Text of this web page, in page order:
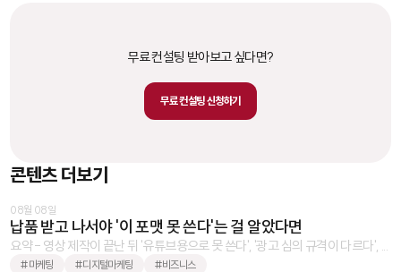
무료 컨설팅 받아보고 싶다면?
무료 컨설팅 신청하기
콘텐츠 더보기
08월 08일
납품 받고 나서야 '이 포맷 못 쓴다'는 걸 알았다면
요약 - 영상 제작이 끝난 뒤 '유튜브용으로 못 쓴다', '광고 심의 규격이 다르다', ...
#마케팅 #디지털마케팅 #비즈니스